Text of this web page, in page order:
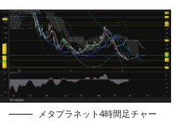
メタプラネット4時間足チャー